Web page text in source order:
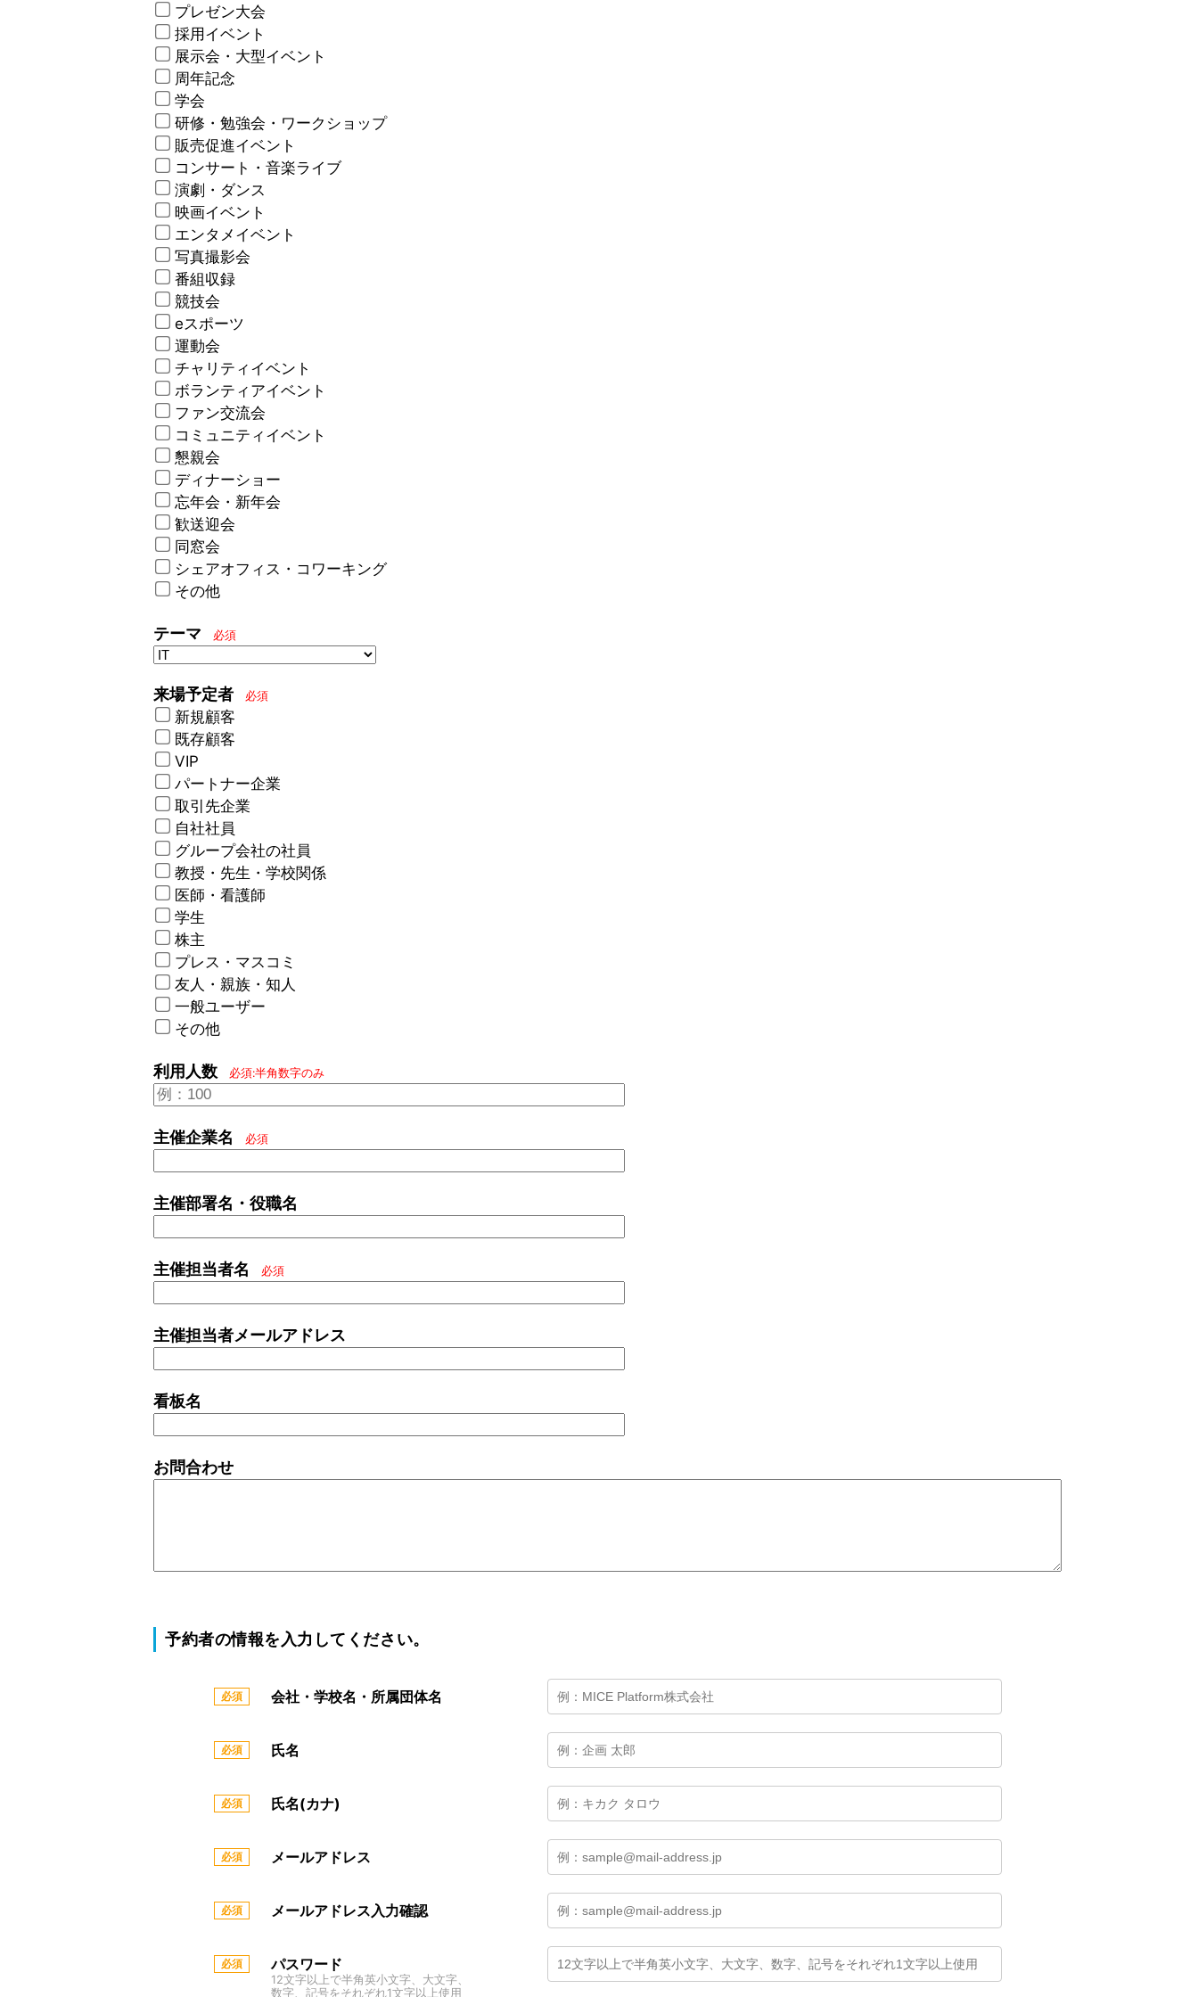
プレゼン大会
採用イベント
展示会・大型イベント
周年記念
学会
研修・勉強会・ワークショップ
販売促進イベント
コンサート・音楽ライブ
演劇・ダンス
映画イベント
エンタメイベント
写真撮影会
番組収録
競技会
eスポーツ
運動会
チャリティイベント
ボランティアイベント
ファン交流会
コミュニティイベント
懇親会
ディナーショー
忘年会・新年会
歓送迎会
同窓会
シェアオフィス・コワーキング
その他
テーマ 必須
来場予定者 必須
新規顧客
既存顧客
VIP
パートナー企業
取引先企業
自社社員
グループ会社の社員
教授・先生・学校関係
医師・看護師
学生
株主
プレス・マスコミ
友人・親族・知人
一般ユーザー
その他
利用人数 必須:半角数字のみ
主催企業名 必須
主催部署名・役職名
主催担当者名 必須
主催担当者メールアドレス
看板名
お問合わせ
予約者の情報を入力してください。
会社・学校名・所属団体名
氏名
氏名(カナ)
メールアドレス
メールアドレス入力確認
パスワード
12文字以上で半角英小文字、大文字、
数字、記号をそれぞれ1文字以上使用